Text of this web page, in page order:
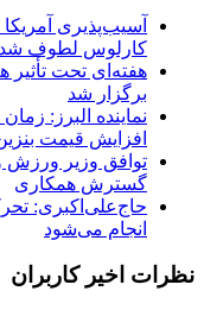
آسیب‌پذیری
کارلوس لطوف شد
هفته‌ای تحت تأثیر
برگزار شد
نماینده البرز:
افزایش قیمت
توافق وزیر ورزش و
گسترش همکاری
حاج‌علی‌اکبری:
انجام می‌شود
نظرات اخیر کاربران